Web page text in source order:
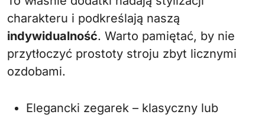
charakteru i podkreślają naszą
indywidualność. Warto pamiętać, by nie
przytłoczyć prostoty stroju zbyt licznymi
ozdobami.
Elegancki zegarek – klasyczny lub